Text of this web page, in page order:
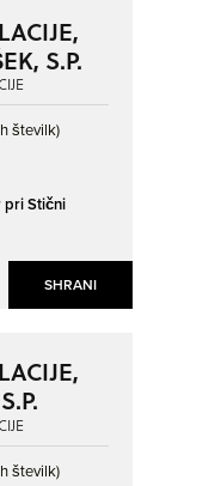
SHRANI
S.P.
številk)
pri Stični
številk)